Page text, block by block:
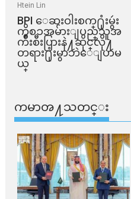
Htein Lin
BPI ​ေဆးဝါးစက္​႐ုံးမွဴး
ကိစၥအမ်ားျပည္​သူအ
က်ိဳးစီးပြားနဲ႔ဆိုင္​လို႔
တရား႐ုံးမွာဘဲေျပာမ
ယ္​
ကမာၻ႔သတင္း